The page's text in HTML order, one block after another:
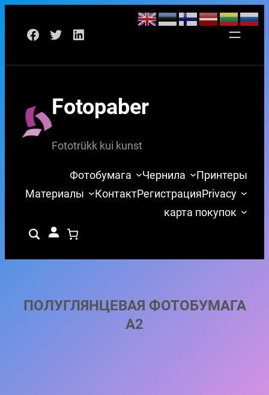
Facebook
TwitterLinkedIn
Fotopaber
Fototrükk kui kunst
Фотобумага Чернила
Принтеры
Материалы
КонтактРегистрацияPrivacy
карта покупок
ПОЛУГЛЯНЦЕВАЯ ФОТОБУМАГА
А2